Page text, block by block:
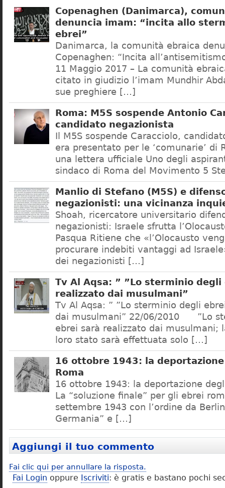
Copenaghen (Danimarca),
denuncia imam: “incita allo
ebrei”
Danimarca, la comunità ebraica
Copenaghen: “Incita
11 Maggio 2017 – La comunità
citato in giudizio l’imam Mundhir
sue preghiere […]
Roma: M5S sospende Antonio
candidato negazionista
Il M5S sospende Caracciolo,
era presentato per le ‘comunarie’ di
una lettera ufficiale Uno degli
sindaco di Roma del Movimento 5
Manlio di Stefano (M5S) e
negazionisti: una vicinanza
Shoah, ricercatore universitario
negazionisti: Israele sfrutta
Pasqua Ritiene che «l’Olocausto
procurare indebiti vantaggi ad
dei negazionisti […]
Tv Al Aqsa: ” ”Lo sterminio degli
realizzato dai musulmani”
Tv Al Aqsa: ” ”Lo sterminio degli
dai musulmani” 22/06/2010 ”Lo
ebrei sarà realizzato dai musulmani;
loro stato sarà effettuata solo […]
16 ottobre 1943: la
Roma
16 ottobre 1943: la deportazione
La “soluzione finale” per gli ebrei
settembre 1943 con l’ordine da
Germania” e […]
Aggiungi il tuo commento
Fai clic qui per annullare la risposta.
Fai Login oppure Iscriviti: è gratis e bastano pochi